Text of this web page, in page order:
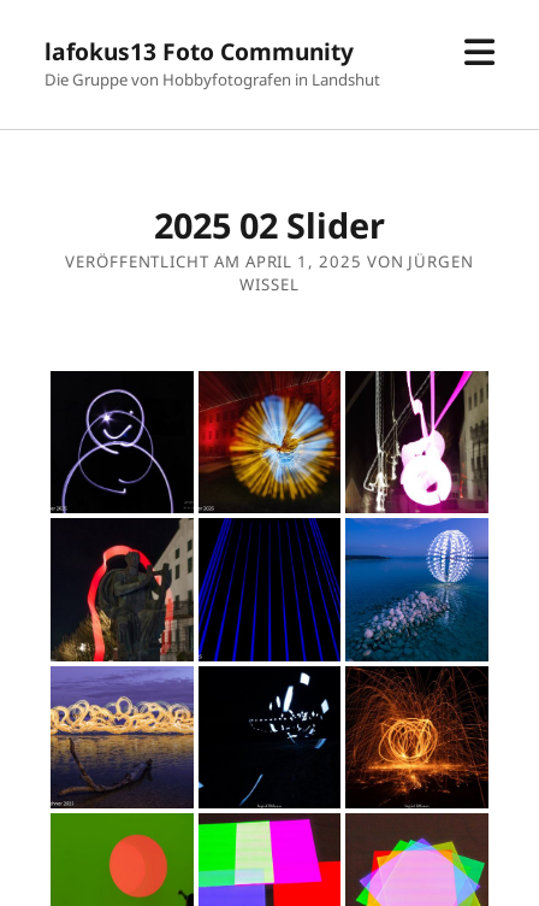
lafokus13 Foto Community
Die Gruppe von Hobbyfotografen in Landshut
2025 02 Slider
VERÖFFENTLICHT AM APRIL 1, 2025 VON JÜRGEN
WISSEL